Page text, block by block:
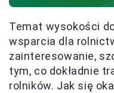
Temat wysokości
wsparcia dla
zainteresowanie,
tym, co dokładnie
rolników. Jak się